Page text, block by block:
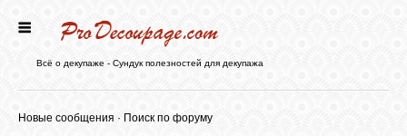
Всё о декупаже - Сундук полезностей для декупажа
Новые сообщения · Поиск по форуму